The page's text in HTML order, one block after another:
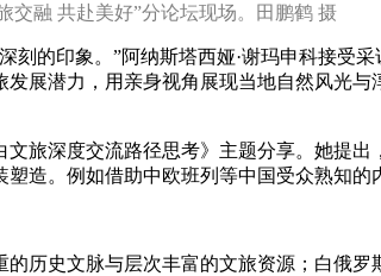
交融 共赴美好”分论坛现场。田鹏鹤 摄
印象。”阿纳斯塔西娅·谢玛申科接受
展潜力，用亲身视角展现当地自然风光
深度交流路径思考》主题分享。她提出
造。例如借助中欧班列等中国受众熟知的
史文脉与层次丰富的文旅资源；白俄罗